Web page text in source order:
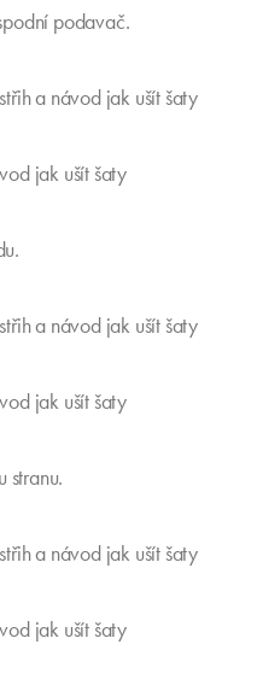
podavač.
jak ušít šaty
jak ušít šaty
stranu.
jak ušít šaty